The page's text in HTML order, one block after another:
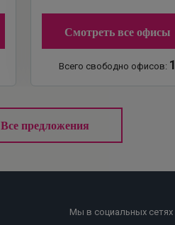
Смотреть все офисы
Всего свободно офисов: 1
Все предложения
Мы в социальных сетях